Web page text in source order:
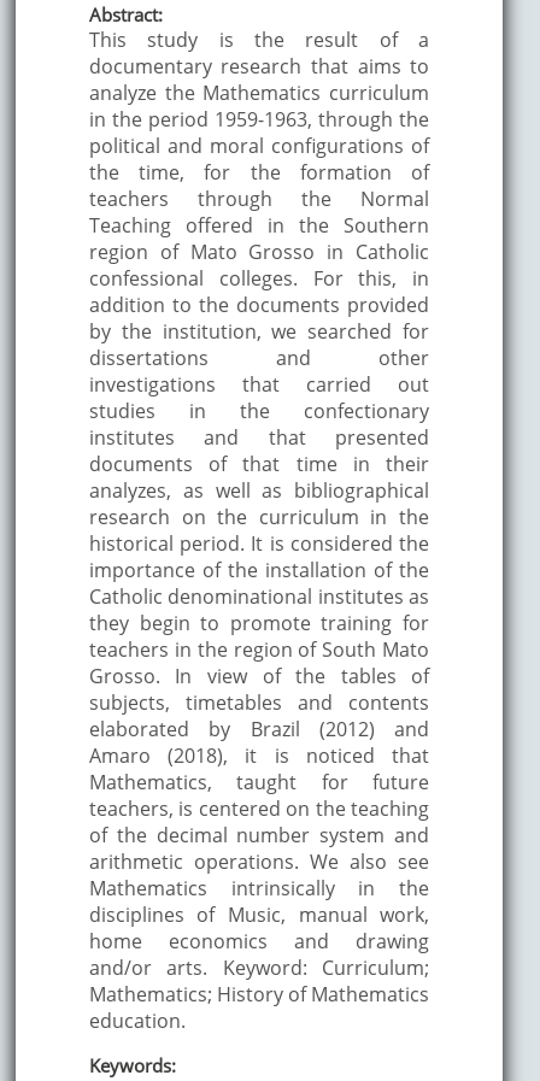
Abstract:
This study is the result of a
documentary research that aims to
analyze the Mathematics curriculum
in the period 1959-1963, through the
political and moral configurations of
the time, for the formation of
teachers through the Normal
Teaching offered in the Southern
region of Mato Grosso in Catholic
confessional colleges. For this, in
addition to the documents provided
by the institution, we searched for
dissertations and other
investigations that carried out
studies in the confectionary
institutes and that presented
documents of that time in their
analyzes, as well as bibliographical
research on the curriculum in the
historical period. It is considered the
importance of the installation of the
Catholic denominational institutes as
they begin to promote training for
teachers in the region of South Mato
Grosso. In view of the tables of
subjects, timetables and contents
elaborated by Brazil (2012) and
Amaro (2018), it is noticed that
Mathematics, taught for future
teachers, is centered on the teaching
of the decimal number system and
arithmetic operations. We also see
Mathematics intrinsically in the
disciplines of Music, manual work,
home economics and drawing
and/or arts. Keyword: Curriculum;
Mathematics; History of Mathematics
education.
Keywords: